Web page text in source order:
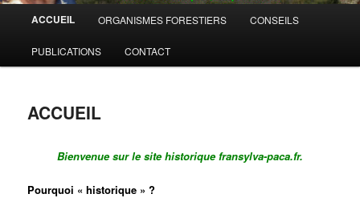
Skip
to
content
ACCUEIL ORGANISMES FORESTIERS CONSEILS
PUBLICATIONS CONTACT
ACCUEIL
Bienvenue sur le site historique fransylva-paca.fr.
Pourquoi « historique » ?